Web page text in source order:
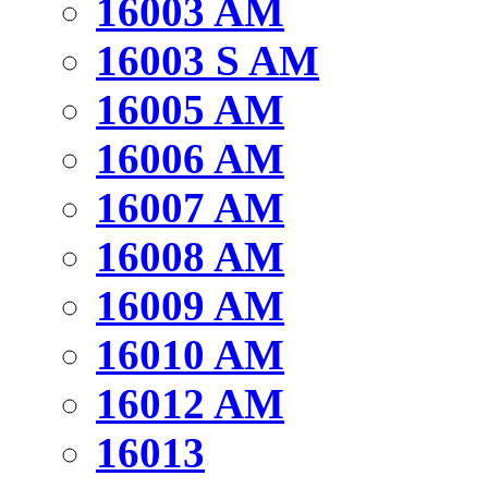
16003 AM
16003 S AM
16005 AM
16006 AM
16007 AM
16008 AM
16009 AM
16010 AM
16012 AM
16013